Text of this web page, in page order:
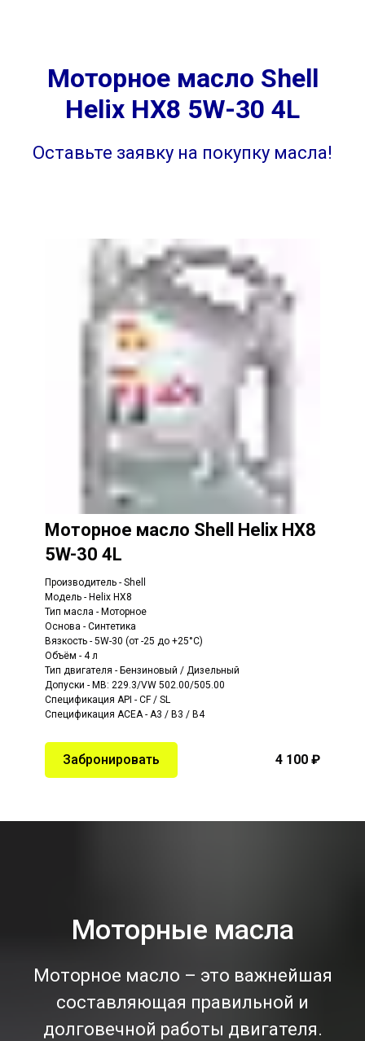
Моторное масло Shell
Helix HX8 5W-30 4L
Оставьте заявку на покупку масла!
Моторное масло Shell Helix HX8
5W-30 4L
Производитель - Shell
Модель - Helix HX8
Тип масла - Моторное
Основа - Синтетика
Вязкость - 5W-30 (от -25 до +25°C)
Объём - 4 л
Тип двигателя - Бензиновый / Дизельный
Допуски - MB: 229.3/VW 502.00/505.00
Спецификация API - CF / SL
Спецификация ACEA - A3 / B3 / B4
Забронировать 4 100 ₽
Моторные масла
Моторное масло – это важнейшая
составляющая правильной и
долговечной работы двигателя.